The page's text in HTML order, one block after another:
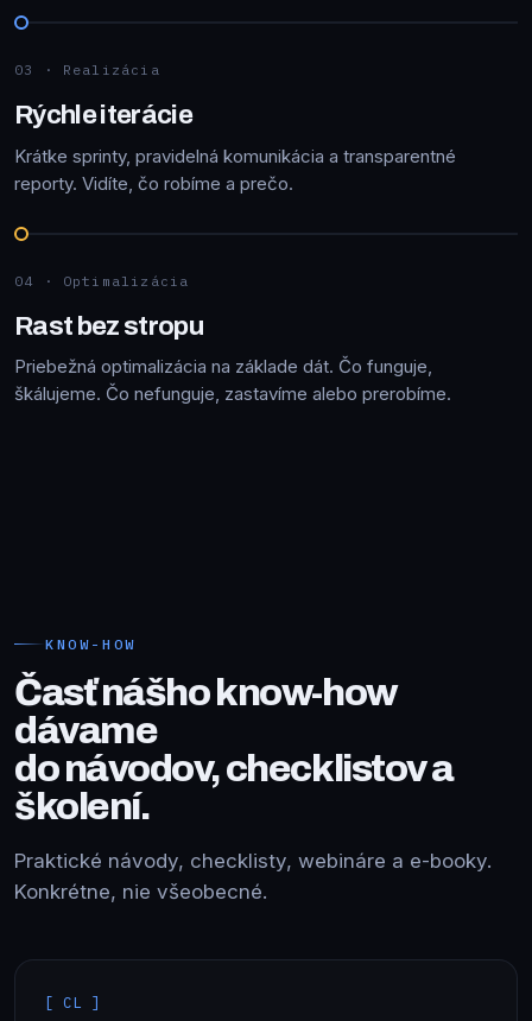
03 · Realizácia
Rýchle iterácie
Krátke sprinty, pravidelná komunikácia a transparentné
reporty. Vidíte, čo robíme a prečo.
04 · Optimalizácia
Rast bez stropu
Priebežná optimalizácia na základe dát. Čo funguje,
škálujeme. Čo nefunguje, zastavíme alebo prerobíme.
KNOW-HOW
Časť nášho know-how
dávame
do návodov, checklistov a
školení.
Praktické návody, checklisty, webináre a e-booky.
Konkrétne, nie všeobecné.
[ CL ]